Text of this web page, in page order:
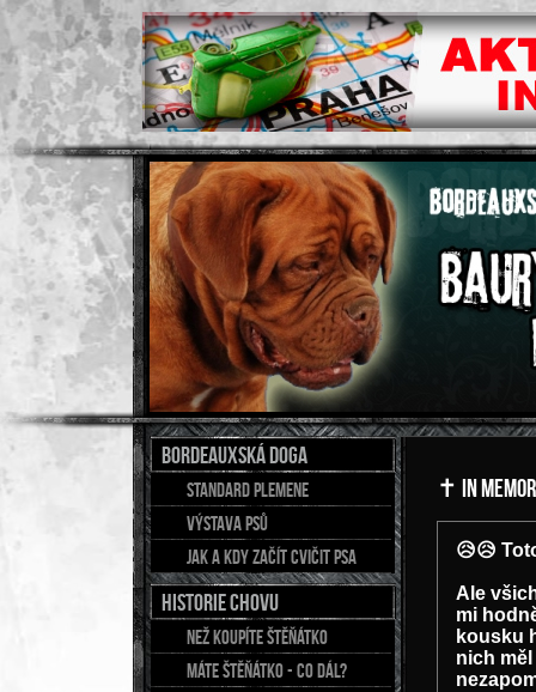
✝️ In
😥😥
Ale
mi
kousku
nich
BORDEAUXSKÁ DOGA
Standard plemene
Výstava psů
Jak a kdy začít cvičit psa
Historie chovu
Než koupíte štěňátko
Máte štěňátko - co dál?